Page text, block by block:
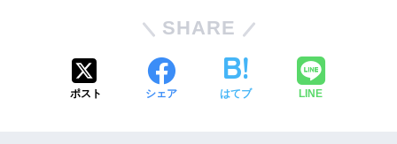
SHARE
ポスト シェア はてブ LINE